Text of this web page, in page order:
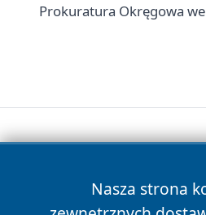
Prokuratura Okręgowa
Nasza strona